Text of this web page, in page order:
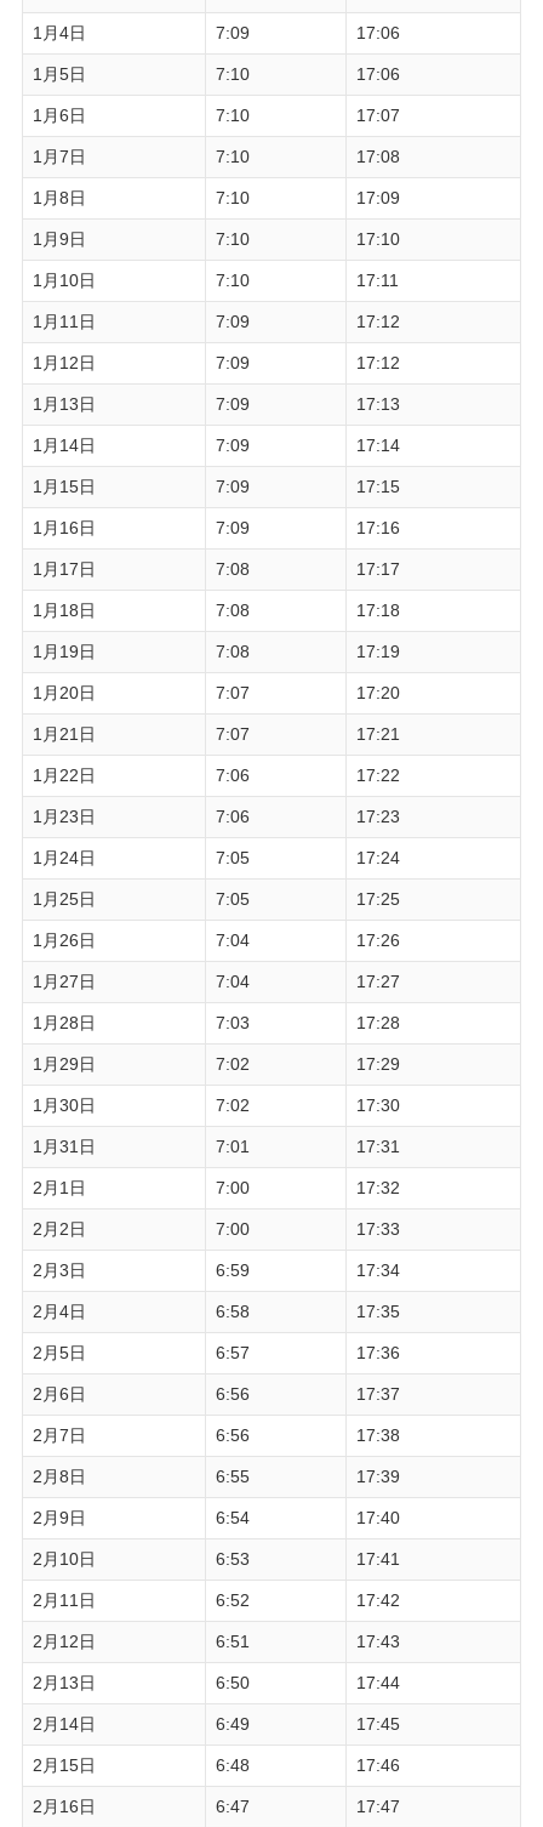
1月4日 7:09 17:06
1月5日 7:10 17:06
1月6日 7:10 17:07
1月7日 7:10 17:08
1月8日 7:10 17:09
1月9日 7:10 17:10
1月10日 7:10 17:11
1月11日 7:09 17:12
1月12日 7:09 17:12
1月13日 7:09 17:13
1月14日 7:09 17:14
1月15日 7:09 17:15
1月16日 7:09 17:16
1月17日 7:08 17:17
1月18日 7:08 17:18
1月19日 7:08 17:19
1月20日 7:07 17:20
1月21日 7:07 17:21
1月22日 7:06 17:22
1月23日 7:06 17:23
1月24日 7:05 17:24
1月25日 7:05 17:25
1月26日 7:04 17:26
1月27日 7:04 17:27
1月28日 7:03 17:28
1月29日 7:02 17:29
1月30日 7:02 17:30
1月31日 7:01 17:31
2月1日 7:00 17:32
2月2日 7:00 17:33
2月3日 6:59 17:34
2月4日 6:58 17:35
2月5日 6:57 17:36
2月6日 6:56 17:37
2月7日 6:56 17:38
2月8日 6:55 17:39
2月9日 6:54 17:40
2月10日 6:53 17:41
2月11日 6:52 17:42
2月12日 6:51 17:43
2月13日 6:50 17:44
2月14日 6:49 17:45
2月15日 6:48 17:46
2月16日 6:47 17:47